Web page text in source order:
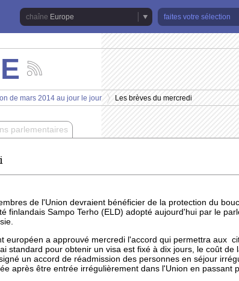
Europe
faites votre sélection
les
actualités
de
chaîne
Europe
de mars 2014 au jour le jour
>
Les brèves du mercredi
parlementaires
de l'Union devraient bénéficier de la protection du
finlandais Sampo Terho (ELD) adopté aujourd'hui par le
européen a approuvé mercredi l'accord qui permettra aux
standard pour obtenir un visa est fixé à dix jours, le coût de
un accord de réadmission des personnes en séjour
après être entrée irrégulièrement dans l'Union en passant